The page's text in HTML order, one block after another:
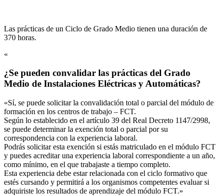
Las prácticas de un Ciclo de Grado Medio tienen una duración de
370 horas.
«
¿Se pueden convalidar las prácticas del Grado
Medio de Instalaciones Eléctricas y Automáticas?
«Sí, se puede solicitar la convalidación total o parcial del módulo de
formación en los centros de trabajo – FCT.
Según lo establecido en el artículo 39 del Real Decreto 1147/2998,
se puede determinar la exención total o parcial por su
correspondencia con la experiencia laboral.
Podrás solicitar esta exención si estás matriculado en el módulo FCT
y puedes acreditar una experiencia laboral correspondiente a un año,
como mínimo, en el que trabajaste a tiempo completo.
Esta experiencia debe estar relacionada con el ciclo formativo que
estés cursando y permitirá a los organismos competentes evaluar si
adquiriste los resultados de aprendizaje del módulo FCT.»